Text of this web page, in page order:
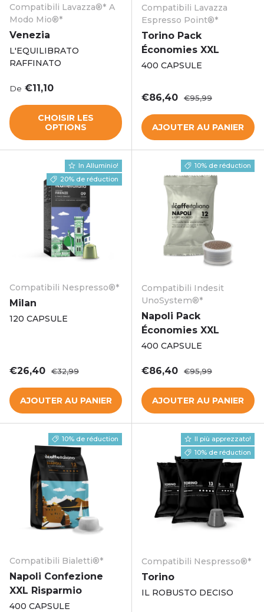
Compatibili Lavazza®* A
Modo Mio®*
Venezia
L'EQUILIBRATO
RAFFINATO
Prix habituel
De €11,10
CHOISIR LES
OPTIONS
Compatibili Lavazza
Espresso Point®*
Torino Pack
Économies XXL
400 CAPSULE
Prix soldé
€86,40 Prix habituel
€95,99
AJOUTER AU PANIER
In Alluminio!
20% de réduction
Compatibili Nespresso®*
Milan
120 CAPSULE
Prix soldé
€26,40 Prix habituel
€32,99
AJOUTER AU PANIER
10% de réduction
Compatibili Indesit
UnoSystem®*
Napoli Pack
Économies XXL
400 CAPSULE
Prix soldé
€86,40 Prix habituel
€95,99
AJOUTER AU PANIER
10% de réduction
Compatibili Bialetti®*
Napoli Confezione
XXL Risparmio
400 CAPSULE
Il più apprezzato!
10% de réduction
Compatibili Nespresso®*
Torino
IL ROBUSTO DECISO